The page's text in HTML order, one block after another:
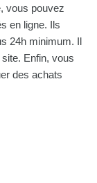
vous pouvez
en ligne. Ils
24h minimum. Il
Enfin, vous
des achats